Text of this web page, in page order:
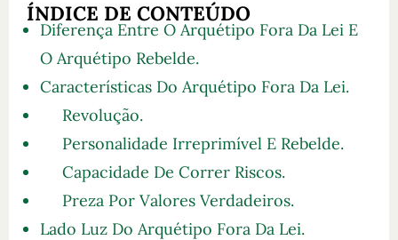
ÍNDICE DE CONTEÚDO
Diferença Entre O Arquétipo Fora Da Lei E
O Arquétipo Rebelde.
Características Do Arquétipo Fora Da Lei.
Revolução.
Personalidade Irreprimível E Rebelde.
Capacidade De Correr Riscos.
Preza Por Valores Verdadeiros.
Lado Luz Do Arquétipo Fora Da Lei.